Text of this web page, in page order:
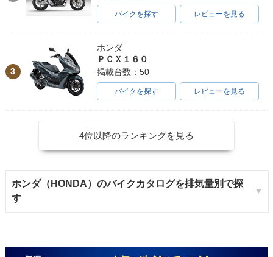
バイクを探す レビューを見る
3
ホンダ
ＰＣＸ１６０
掲載台数：50
バイクを探す レビューを見る
4位以降のランキングを見る
ホンダ（HONDA）のバイクカタログを排気量別で探
す